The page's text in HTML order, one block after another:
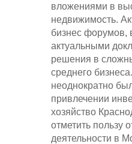
вложениями в
недвижимость.
бизнес форумов,
актуальными
решения в
среднего
неоднократно
привлечении
хозяйство
отметить пользу
деятельности в